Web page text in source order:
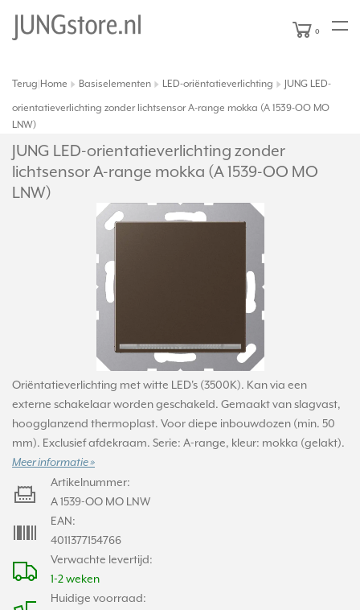
0
Terug Home Basiselementen LED-oriëntatieverlichting JUNG LED-
orientatieverlichting zonder lichtsensor A-range mokka (A 1539-OO MO
LNW)
JUNG LED-orientatieverlichting zonder
lichtsensor A-range mokka (A 1539-OO MO
LNW)
Oriëntatieverlichting met witte LED's (3500K). Kan via een
externe schakelaar worden geschakeld. Gemaakt van slagvast,
hoogglanzend thermoplast. Voor diepe inbouwdozen (min. 50
mm). Exclusief afdekraam. Serie: A-range, kleur: mokka (gelakt).
Meer informatie »
Verwachte levertijd:
1-2 weken
Huidige voorraad:
Artikelnummer:
A 1539-OO MO LNW
EAN:
4011377154766